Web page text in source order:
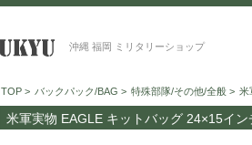
沖縄 福岡 ミリタリーショップ
TOP > バックパック/BAG > 特殊部隊/その他/全般 > 米
米軍実物 EAGLE キットバッグ 24×15イ